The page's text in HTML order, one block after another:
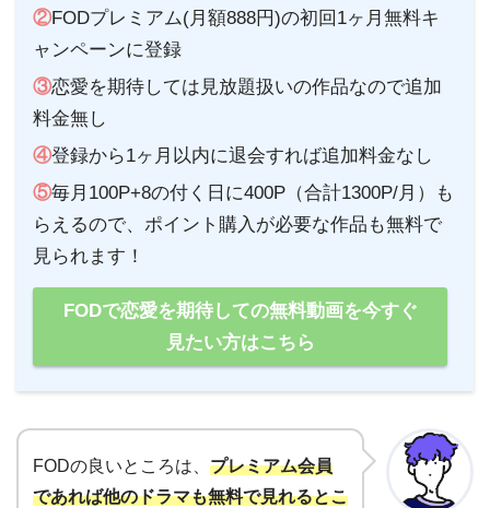
②FODプレミアム(月額888円)の初回1ヶ月無料キ
ャンペーンに登録
③恋愛を期待しては見放題扱いの作品なので追加
料金無し
④登録から1ヶ月以内に退会すれば追加料金なし
⑤毎月100P+8の付く日に400P（合計1300P/月）も
らえるので、ポイント購入が必要な作品も無料で
見られます！
FODで恋愛を期待しての無料動画を今すぐ
見たい方はこちら
FODの良いところは、 プレミアム会員
であれば他のドラマも無料で見れるとこ